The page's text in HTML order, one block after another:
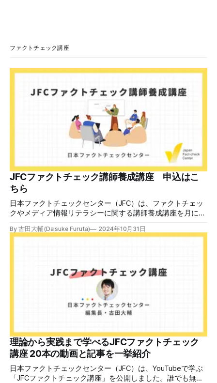
文には「警視庁サイバーセキュリティ対策本部」「通知番
様のメールアドレスと一致しています」と記している。 そ
どうかご確認ください」などと「オンライン確認画面へ」と
いうリンクをクリックするよう誘導している。 本文には、
警視庁の住所（東京都千代田区霞が関2-1-1）も書かれてい
ファクトチェック講座
JFCファクトチェック講師養成講座 申込はこ
ちら
日本ファクトチェックセンター（JFC）は、ファクトチェッ
クやメディア情報リテラシーに関する講師養成講座を月に1
認定バッジと教室や職場などで利用可能な教材を提供しま
ファクトチェックセンター（JFC）による講師養成講座で
す。 講師養成講座（オンラインで90分）を受講いただいた
後、修了課題を提出された方には、教室や職場などで利用可
能な教材の提... powered by Peatix : More than a
す。 受講生には教材を提供 デマや不確かな情報が蔓延する
中で、自衛策が求められています。「気をつけて」というだ
けでは、対策になりません。最初から騙されたい人はいませ
ん。誰だって気をつけているのに、誤った情
By 古田大輔(Daisuke Furuta) 2024年10月31日
理論から実践まで学べるJFCファクトチェック
講座 20本の動画と記事を一挙紹介
日本ファクトチェックセンター（JFC）は、YouTubeで学ぶ
「JFCファクトチェック講座」を公開しました。誰でも無料